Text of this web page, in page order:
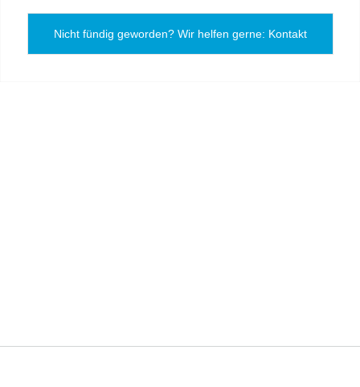
Nicht fündig geworden? Wir helfen gerne: Kontakt